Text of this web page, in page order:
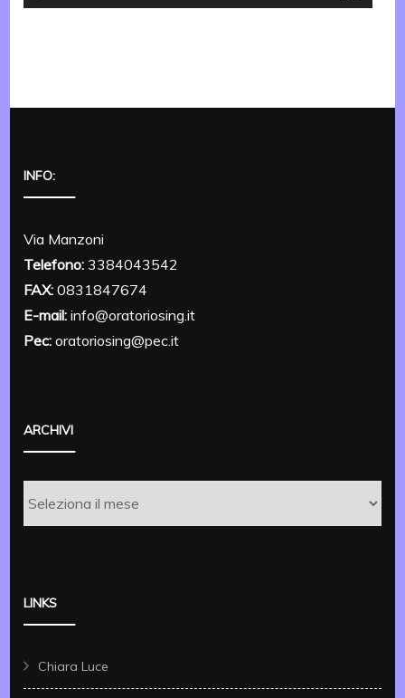
INFO:
Via Manzoni
Telefono: 3384043542
FAX: 0831847674
E-mail: info@oratoriosing.it
Pec: oratoriosing@pec.it
ARCHIVI
LINKS
Chiara Luce